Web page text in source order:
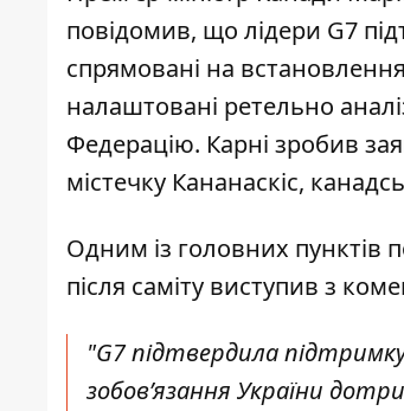
повідомив, що лідери G7
спрямовані на
налаштовані ретельно
Федерацію. Карні зробив
містечку Кананаскіс,
Одним із головних пунктів
після саміту виступив з
"G7 підтвердила
зобов’язання України